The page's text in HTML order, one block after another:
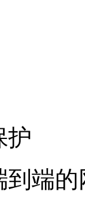
护
端